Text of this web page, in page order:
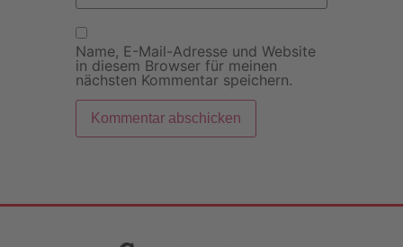
Name, E-Mail-Adresse und Website
in diesem Browser für meinen
nächsten Kommentar speichern.